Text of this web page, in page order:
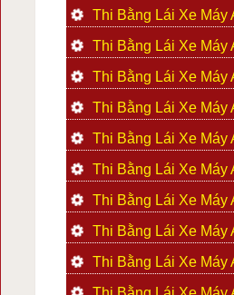
Thi Bằng Lái Xe Máy
Thi Bằng Lái Xe Máy
Thi Bằng Lái Xe Máy
Thi Bằng Lái Xe Máy
Thi Bằng Lái Xe Máy
Thi Bằng Lái Xe Máy
Thi Bằng Lái Xe Máy
Thi Bằng Lái Xe Máy
Thi Bằng Lái Xe Máy